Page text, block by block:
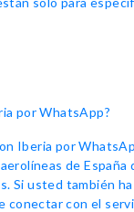
por WhatsApp?
Iberia por
de
Si usted también
conectar con el